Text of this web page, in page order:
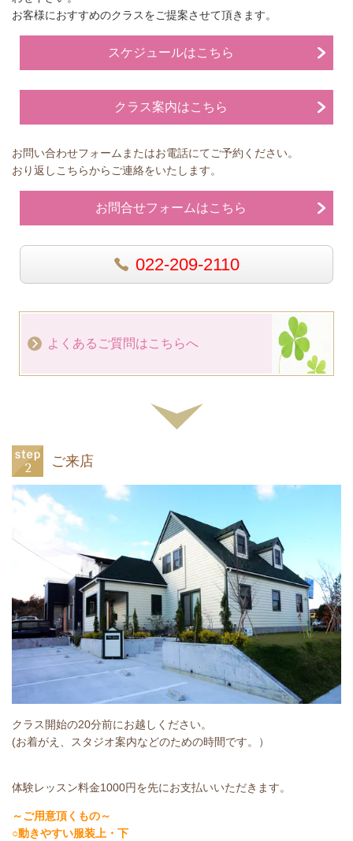
お客様におすすめのクラスをご提案させて頂きます。
スケジュールはこちら
クラス案内はこちら
お問い合わせフォームまたはお電話にてご予約ください。
おり返しこちらからご連絡をいたします。
お問合せフォームはこちら
022-209-2110
よくあるご質問はこちらへ
ご来店
クラス開始の20分前にお越しください。
(お着がえ、スタジオ案内などのための時間です。）
体験レッスン料金1000円を先にお支払いいただきます。
～ご用意頂くもの～
○動きやすい服装上・下